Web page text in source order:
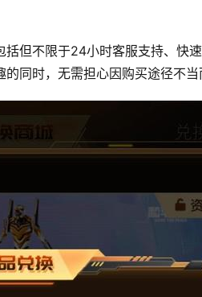
但不限于24小时客服支持、快
同时，无需担心因购买途径不当